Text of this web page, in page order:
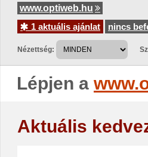
www.optiweb.hu
1 aktuális ajánlat
nincs
Nézettség:
Lépjen a
Aktuális